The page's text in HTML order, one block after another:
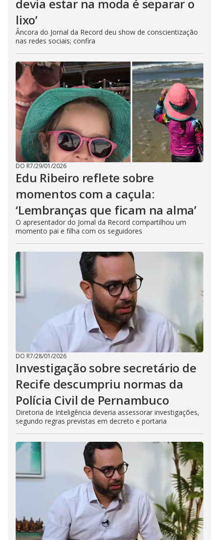
devia estar na moda é separar o
lixo’
Âncora do Jornal da Record deu show de conscientização
nas redes sociais; confira
DO R7/29/01/2026
Edu Ribeiro reflete sobre
momentos com a caçula:
‘Lembranças que ficam na alma’
O apresentador do Jornal da Record compartilhou um
momento pai e filha com os seguidores
DO R7/28/01/2026
Investigação sobre secretário de
Recife descumpriu normas da
Polícia Civil de Pernambuco
Diretoria de Inteligência deveria assessorar investigações,
segundo regras previstas em decreto e portaria